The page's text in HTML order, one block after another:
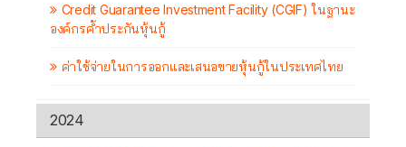
Credit Guarantee Investment Facility (CGIF) ในฐานะ
องค์กรค้ำประกันหุ้นกู้
ค่าใช้จ่ายในการออกและเสนอขายหุ้นกู้ในประเทศไทย
2024